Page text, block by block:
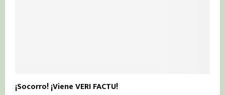
¡Socorro! ¡Viene VERI FACTU!